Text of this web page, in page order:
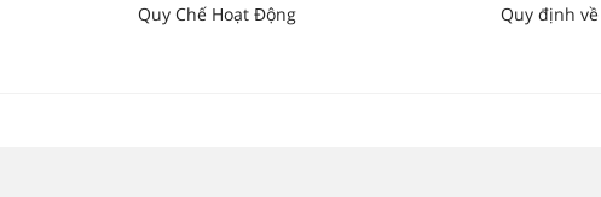
Quy Chế Hoạt Động
Quy định